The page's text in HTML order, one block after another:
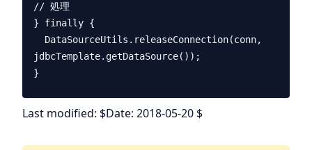
// 処理
} finally {
jdbcTemplate.getDataSource());
Last modified: $Date: 2018-05-20 $